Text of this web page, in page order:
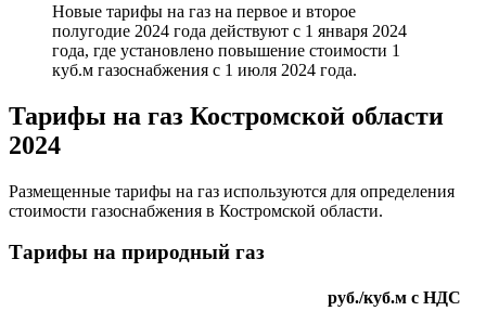
Новые тарифы на газ на первое и второе
полугодие 2024 года действуют с 1 января 2024
года, где установлено повышение стоимости 1
куб.м газоснабжения с 1 июля 2024 года.
Тарифы на газ Костромской области
2024
Размещенные тарифы на газ используются для определения
стоимости газоснабжения в Костромской области.
Тарифы на природный газ
руб./куб.м с НДС